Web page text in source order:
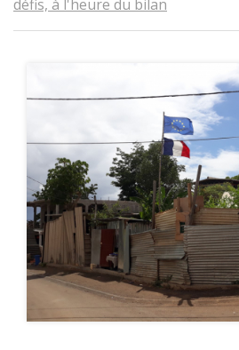
défis, à l'heure du bilan